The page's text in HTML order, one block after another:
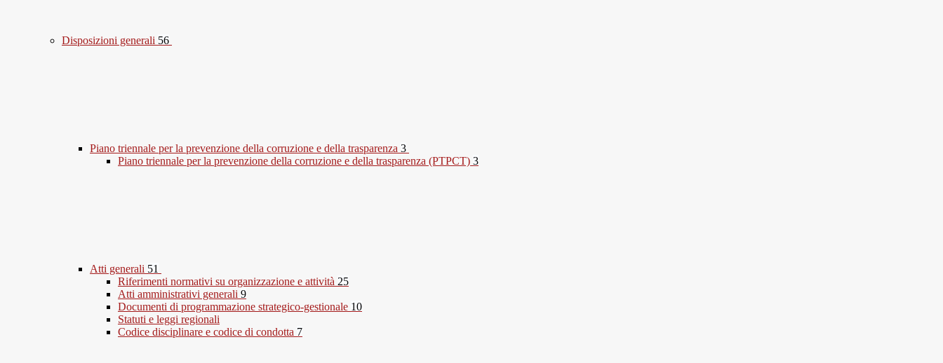
Disposizioni generali 56
Piano triennale per la prevenzione della corruzione e della trasparenza 3
Piano triennale per la prevenzione della corruzione e della trasparenza (PTPCT) 3
Atti generali 51
Riferimenti normativi su organizzazione e attività 25
Atti amministrativi generali 9
Documenti di programmazione strategico-gestionale 10
Statuti e leggi regionali
Codice disciplinare e codice di condotta 7